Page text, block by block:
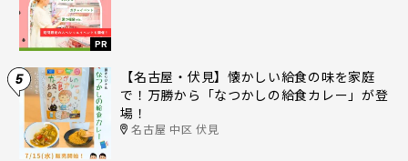
PR
5
【名古屋・伏見】懐かしい給食の味を家庭
で！万勝から「なつかしの給食カレー」が登
場！
名古屋 中区 伏見